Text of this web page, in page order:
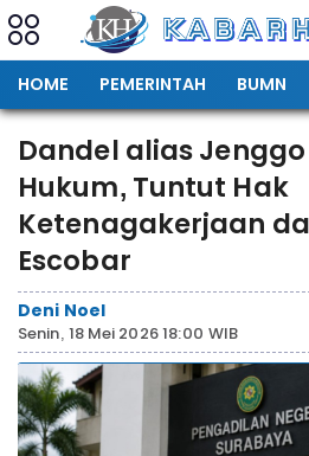
HOME PEMERINTAH BUMN
Dandel alias
Hukum, Tuntut Hak
Ketenagakerjaan
Escobar
Deni Noel
Senin, 18 Mei 2026 18:00 WIB